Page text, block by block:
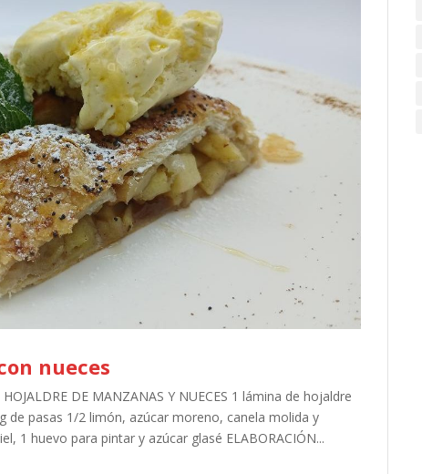
nueces
DE MANZANAS Y NUECES 1 lámina de hojaldre
de pasas 1/2 limón, azúcar moreno, canela molida y
1 huevo para pintar y azúcar glasé ELABORACIÓN...